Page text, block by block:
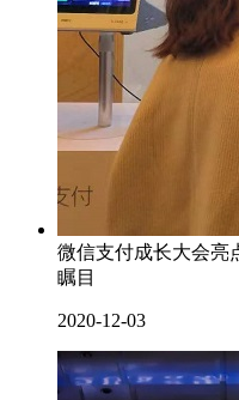
微信支付成长大会亮
瞩目
2020-12-03